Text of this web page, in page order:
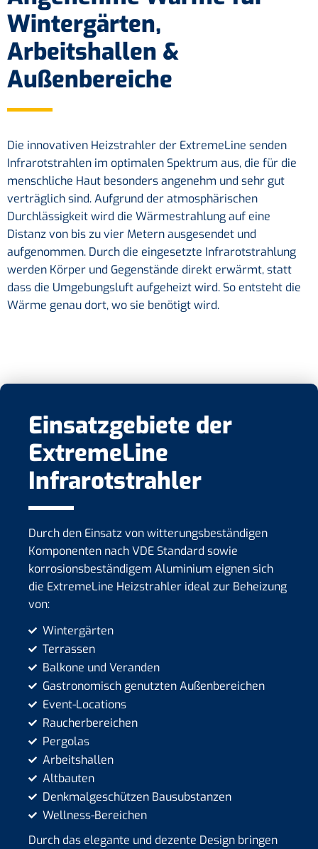
Wintergärten,
Arbeitshallen &
Außenbereiche
Die innovativen Heizstrahler der ExtremeLine senden
Infrarotstrahlen im optimalen Spektrum aus, die für die
menschliche Haut besonders angenehm und sehr gut
verträglich sind. Aufgrund der atmosphärischen
Durchlässigkeit wird die Wärmestrahlung auf eine
Distanz von bis zu vier Metern ausgesendet und
aufgenommen. Durch die eingesetzte Infrarotstrahlung
werden Körper und Gegenstände direkt erwärmt, statt
dass die Umgebungsluft aufgeheizt wird. So entsteht die
Wärme genau dort, wo sie benötigt wird.
Einsatzgebiete der
ExtremeLine
Infrarotstrahler
Durch den Einsatz von witterungsbeständigen
Komponenten nach VDE Standard sowie
korrosionsbeständigem Aluminium eignen sich
die ExtremeLine Heizstrahler ideal zur Beheizung
von:
Wintergärten
Terrassen
Balkone und Veranden
Gastronomisch genutzten Außenbereichen
Event-Locations
Raucherbereichen
Pergolas
Arbeitshallen
Altbauten
Denkmalgeschützen Bausubstanzen
Wellness-Bereichen
Durch das elegante und dezente Design bringen